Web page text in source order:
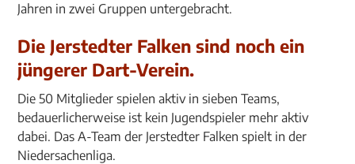
Jahren in zwei Gruppen untergebracht.
Die Jerstedter Falken sind noch ein
jüngerer Dart-Verein.
Die 50 Mitglieder spielen aktiv in sieben Teams,
bedauerlicherweise ist kein Jugendspieler mehr aktiv
dabei. Das A-Team der Jerstedter Falken spielt in der
Niedersachenliga.